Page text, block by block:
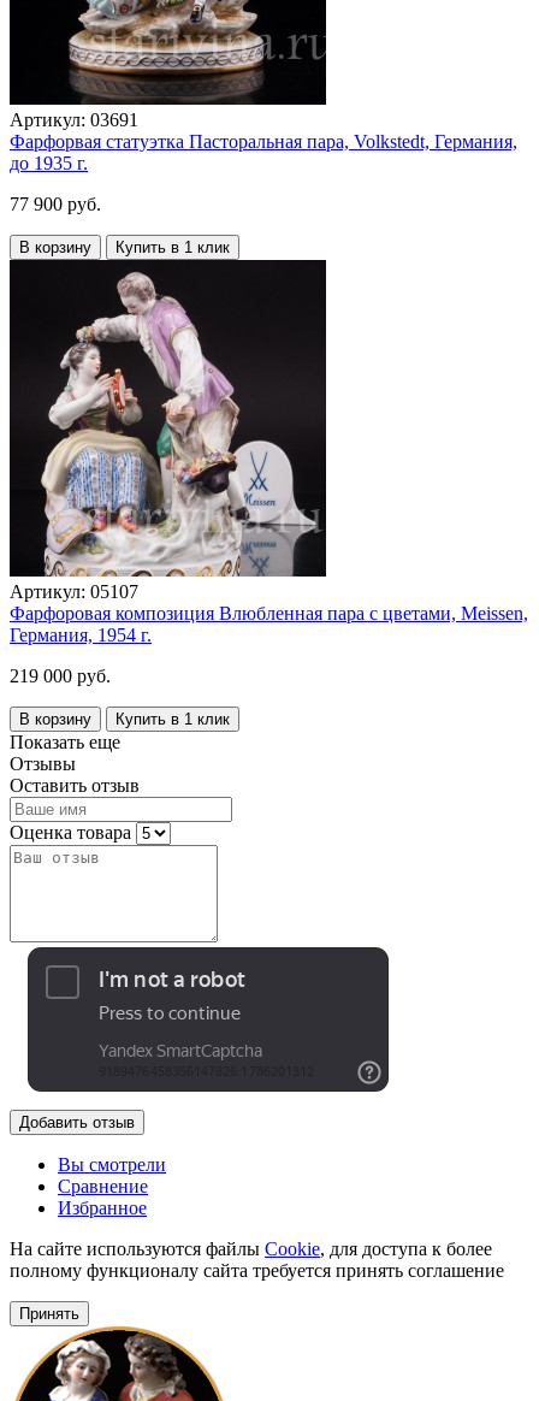
Артикул: 03691
Фарфорвая статуэтка Пасторальная пара, Volkstedt, Германия,
до 1935 г.
77 900 руб.
В корзину Купить в 1 клик
Артикул: 05107
Фарфоровая композиция Влюбленная пара с цветами, Meissen,
Германия, 1954 г.
219 000 руб.
В корзину Купить в 1 клик
Показать еще
Отзывы
Оставить отзыв
Оценка товара
Добавить отзыв
Вы смотрели
Сравнение
Избранное
На сайте используются файлы Cookie, для доступа к более
полному функционалу сайта требуется принять соглашение
Принять